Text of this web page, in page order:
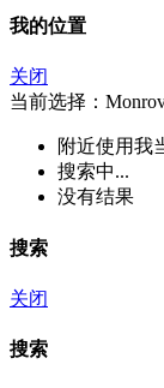
我的位置
关闭
当前选择：
附近使用我
搜索中...
没有结果
搜索
关闭
搜索